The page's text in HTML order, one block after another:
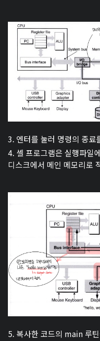
3. 엔터를 눌러 명령의 종료
4. 셸 프로그램은 실행파일
디스크에서 메인 메모리로
5. 복사한 코드의 main 루